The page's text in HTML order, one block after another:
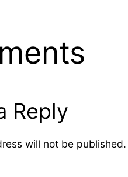
Reply
will not be published.